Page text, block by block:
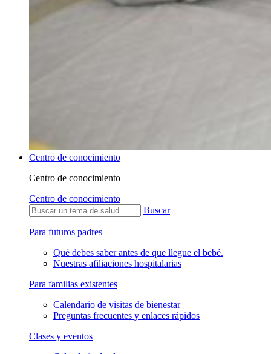
Centro de conocimiento
Centro de conocimiento
Centro de conocimiento
Buscar
Para futuros padres
Qué debes saber antes de que llegue el bebé.
Nuestras afiliaciones hospitalarias
Para familias existentes
Calendario de visitas de bienestar
Preguntas frecuentes y enlaces rápidos
Clases y eventos